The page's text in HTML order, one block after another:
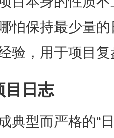
怕保持最少量
验，用于项目
目日志
典型而严格的“